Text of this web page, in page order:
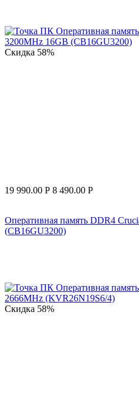
Скидка 58%
19 990.00 Р 8 490.00 Р
Оперативная память DDR4
(CB16GU3200)
Скидка 58%